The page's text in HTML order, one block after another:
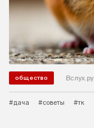
общество Вслух.ру
#дача #советы #тк